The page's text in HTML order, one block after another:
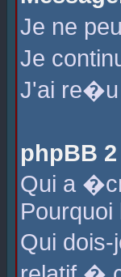
Je ne
Je
J'ai re�u
phpBB 2
Qui a
Qui